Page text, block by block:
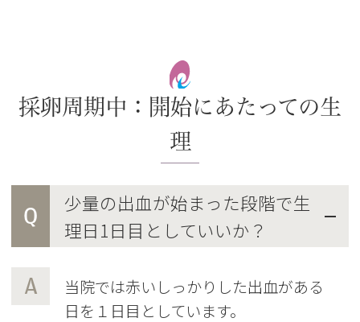
採卵周期中：開始にあたっての生
理
Q
少量の出血が始まった段階で生
理日1日目としていいか？
A
当院では赤いしっかりした出血がある
日を１日目としています。